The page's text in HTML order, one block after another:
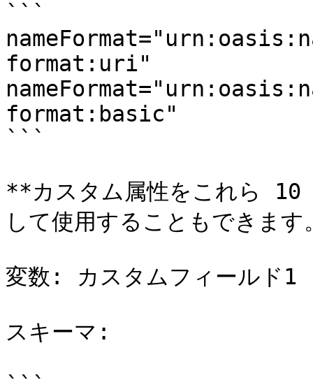
```
format:uri"
format:basic"
```
**カスタム属性をこれら 10
して使用することもできま
変数: カスタムフィールド1
スキーマ: